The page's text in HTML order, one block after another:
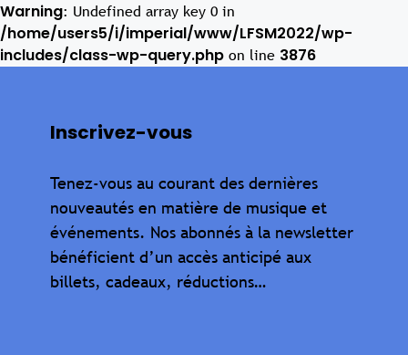
Warning: Undefined array key 0 in
/home/users5/i/imperial/www/LFSM2022/wp-
includes/class-wp-query.php on line 3876
Inscrivez-vous
Tenez-vous au courant des dernières
nouveautés en matière de musique et
événements. Nos abonnés à la newsletter
bénéficient d’un accès anticipé aux
billets, cadeaux, réductions…